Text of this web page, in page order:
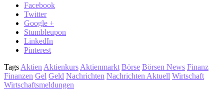
Facebook
Twitter
Google +
Stumbleupon
LinkedIn
Pinterest
Tags Aktien Aktienkurs Aktienmarkt Börse Börsen News Finanz
Finanzen Gel Geld Nachrichten Nachrichten Aktuell Wirtschaft
Wirtschaftsmeldungen